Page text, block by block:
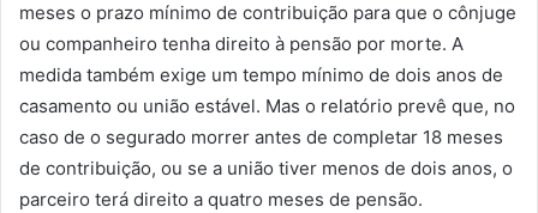
meses o prazo mínimo de contribuição para que o cônjuge
ou companheiro tenha direito à pensão por morte. A
medida também exige um tempo mínimo de dois anos de
casamento ou união estável. Mas o relatório prevê que, no
caso de o segurado morrer antes de completar 18 meses
de contribuição, ou se a união tiver menos de dois anos, o
parceiro terá direito a quatro meses de pensão.